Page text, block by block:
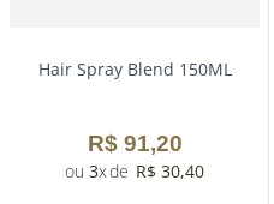
Hair Spray Blend 150ML
R$ 91,20
3 R$ 30,40